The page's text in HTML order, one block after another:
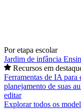
Por etapa escolar
Jardim de infância
Recursos em
Ferramentas de IA para
planejamento de suas
editar
Explorar todos os